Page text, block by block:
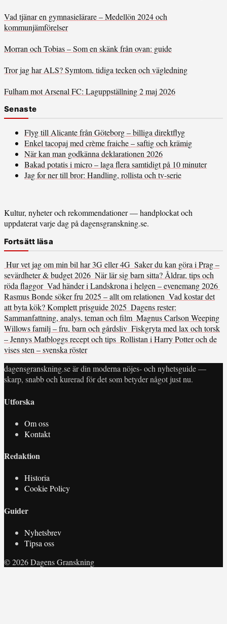
Vad tjänar en gymnasielärare – Medellön 2024 och
kommunjämförelser
Morran och Tobias – Som en skänk från ovan: guide
Tror jag har ALS? Symtom, tidiga tecken och vägledning
Fulham mot Arsenal FC: Laguppställning 2 maj 2026
Senaste
Flyg till Alicante från Göteborg – billiga direktflyg
Enkel tacopaj med crème fraiche – saftig och krämig
När kan man godkänna deklarationen 2026
Bakad potatis i micro – laga flera samtidigt på 10 minuter
Jag for ner till bror: Handling, rollista och tv-serie
Kultur, nyheter och rekommendationer — handplockat och
uppdaterat varje dag på dagensgranskning.se.
Fortsätt läsa
Hur vet jag om min bil har 3G eller 4G Saker du kan göra i Prag –
sevärdheter & budget 2026 När lär sig barn sitta? Åldrar, tips och
röda flaggor Vad händer i Landskrona i helgen – evenemang 2026
Rasmus Bonde söker fru 2025 – allt om relationen Vad kostar det
att byta kök? Komplett prisguide 2025 Dagens rester:
Sammanfattning, analys, teman och film Magnus Carlson Weeping
Willows familj – fru, barn och gårdsliv Fiskgryta med lax och torsk
– Jennys Matbloggs recept och tips Rollistan i Harry Potter och de
vises sten – svenska röster
dagensgranskning.se är din moderna nöjes- och nyhetsguide —
skarp, snabb och kurerad för det som betyder något just nu.
Utforska
Om oss
Kontakt
Redaktion
Historia
Cookie Policy
Guider
Nyhetsbrev
Tipsa oss
© 2026 Dagens Granskning